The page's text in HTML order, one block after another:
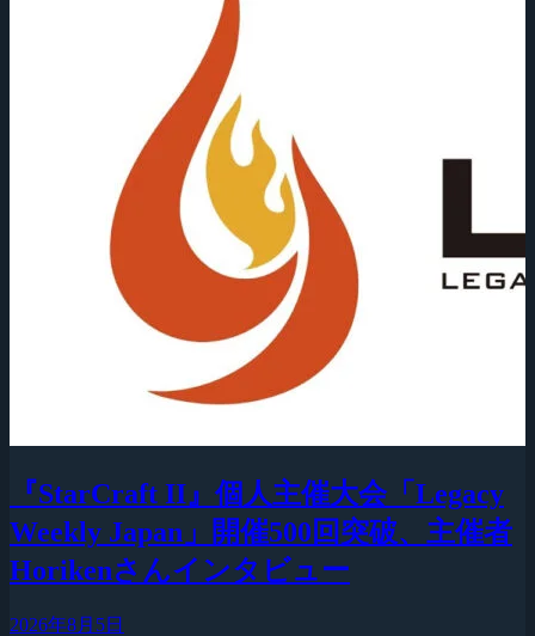
『StarCraft II』個人主催大会「Legacy
Weekly Japan」開催500回突破、主催者
Horikenさんインタビュー
2026年8月5日